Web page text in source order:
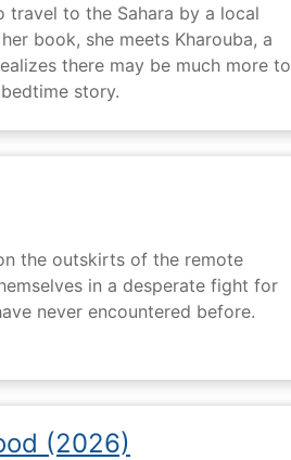
travel to the Sahara by a local
book, she meets Kharouba, a
there may be much more to
story.
the outskirts of the remote
in a desperate fight for
never encountered before.
(2026)